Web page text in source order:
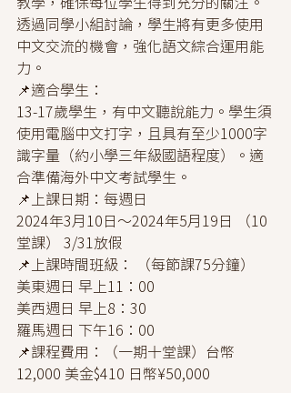
透過同學小組討論，學生將有更多使用
中文交流的機會，強化語文綜合運用能
力。
📌適合學生：
13-17歲學生，有中文聽說能力。學生須
使用電腦中文打字，且具有至少1000字
識字量（約小學三年級國語程度）。適
合準備海外中文考試學生。
📌上課日期：每週日
2024年3月10日～2024年5月19日 （10
堂課） 3/31放假
📌上課時間班級： （每節課75分鐘）
美東週日 早上11：00
美西週日 早上8：30
羅馬週日 下午16：00
📌課程費用：（一期十堂課）台幣
12,000 美金$410 日幣¥50,000